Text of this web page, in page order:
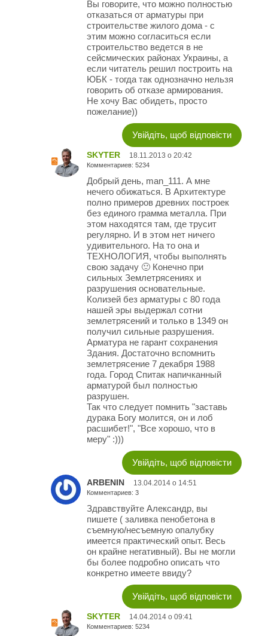
Вы говорите, что можно полностью
отказаться от арматуры при
строительстве жилого дома - с
этим можно согласиться если
строительство ведется в не
сейсмических районах Украины, а
если читатель решил построить на
ЮБК - тогда так однозначно нельзя
говорить об отказе армирования.
Не хочу Вас обидеть, просто
пожелание))
Увійдіть, щоб відповісти
SKYTER 18.11.2013 о 20:42
Комментариев: 5234
Добрый день, man_111. А мне
нечего обижаться. В Архитектуре
полно примеров древних построек
без единого грамма металла. При
этом находятся там, где трусит
регулярно. И в этом нет ничего
удивительного. На то она и
ТЕХНОЛОГИЯ, чтобы выполнять
свою задачу 🙂 Конечно при
сильных Землетрясениях и
разрушения основательные.
Колизей без арматуры с 80 года
нашей эры выдержал сотни
землетрясений и только в 1349 он
получил сильные разрушения.
Арматура не гарант сохранения
Здания. Достаточно вспомнить
землетрясение 7 декабря 1988
года. Город Спитак напичканный
арматурой был полностью
разрушен.
Так что следует помнить "заставь
дурака Богу молится, он и лоб
расшибет!", "Все хорошо, что в
меру" :)))
Увійдіть, щоб відповісти
ARBENIN 13.04.2014 о 14:51
Комментариев: 3
Здравствуйте Александр, вы
пишете ( заливка пенобетона в
съемную/несъемную опалубку
имеется практический опыт. Весь
он крайне негативный). Вы не могли
бы более подробно описать что
конкретно имеете ввиду?
Увійдіть, щоб відповісти
SKYTER 14.04.2014 о 09:41
Комментариев: 5234